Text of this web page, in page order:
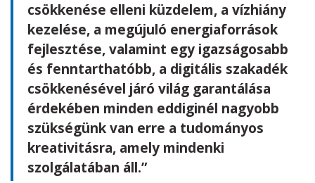
csökkenése elleni küzdelem, a vízhiány
kezelése, a megújuló energiaforrások
fejlesztése, valamint egy igazságosabb
és fenntarthatóbb, a digitális szakadék
csökkenésével járó világ garantálása
érdekében minden eddiginél nagyobb
szükségünk van erre a tudományos
kreativitásra, amely mindenki
szolgálatában áll.”